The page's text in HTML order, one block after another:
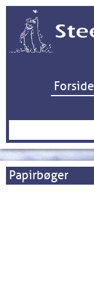
Forside
Søg
Papirbøger